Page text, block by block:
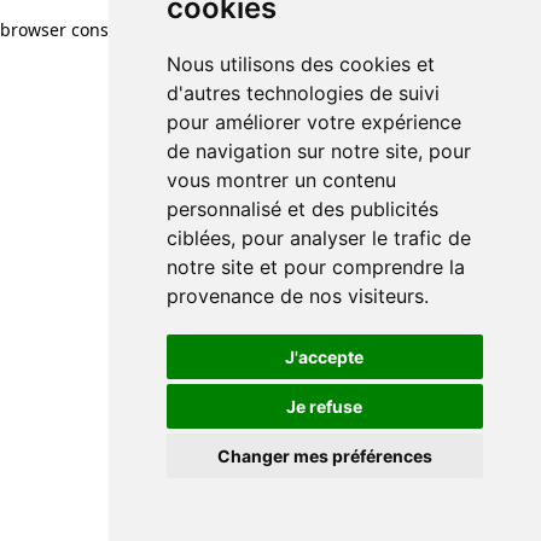
cookies
Nous utilisons des cookies et
d'autres technologies de suivi
pour améliorer votre expérience
de navigation sur notre site, pour
vous montrer un contenu
personnalisé et des publicités
ciblées, pour analyser le trafic de
notre site et pour comprendre la
provenance de nos visiteurs.
J'accepte
Je refuse
Changer mes préférences
browser console for more information)